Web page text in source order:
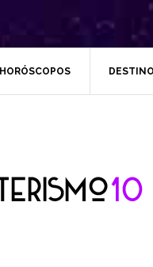
HORÓSCOPOS DESTINO